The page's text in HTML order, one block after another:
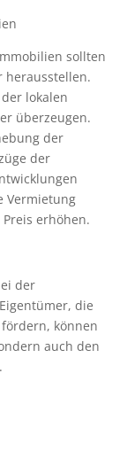
sollten
herausstellen.
lokalen
überzeugen.
der
der
Vermietung
erhöhen.
der
die
können
auch den